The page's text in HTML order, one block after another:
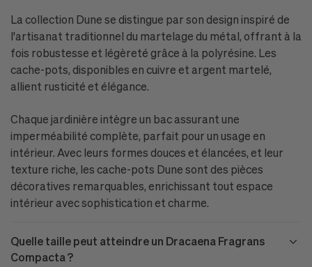
La collection Dune se distingue par son design inspiré de
l'artisanat traditionnel du martelage du métal, offrant à la
fois robustesse et légèreté grâce à la polyrésine. Les
cache-pots, disponibles en cuivre et argent martelé,
allient rusticité et élégance.
Chaque jardinière intègre un bac assurant une
imperméabilité complète, parfait pour un usage en
intérieur. Avec leurs formes douces et élancées, et leur
texture riche, les cache-pots Dune sont des pièces
décoratives remarquables, enrichissant tout espace
intérieur avec sophistication et charme.
Quelle taille peut atteindre un Dracaena Fragrans
Compacta ?